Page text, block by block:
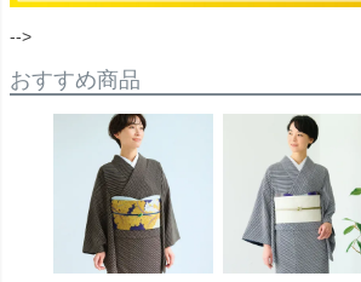
-->
おすすめ商品